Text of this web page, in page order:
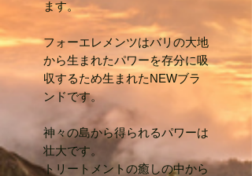
ます。
フォーエレメンツはバリの大地
から生まれたパワーを存分に吸
収するため生まれたNEWブラ
ンドです。
神々の島から得られるパワーは
壮大です。
トリートメントの癒しの中から